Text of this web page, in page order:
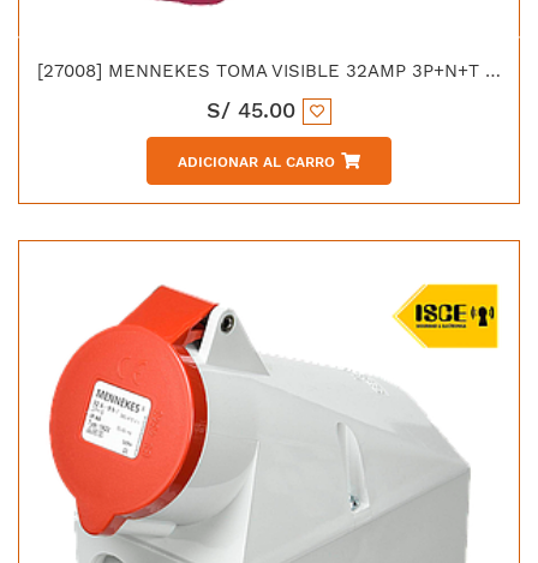
[27008] MENNEKES TOMA VISIBLE 32AMP 3P+N+T 415V ROJO 6H IP44
S/ 45.00
ADICIONAR AL CARRO